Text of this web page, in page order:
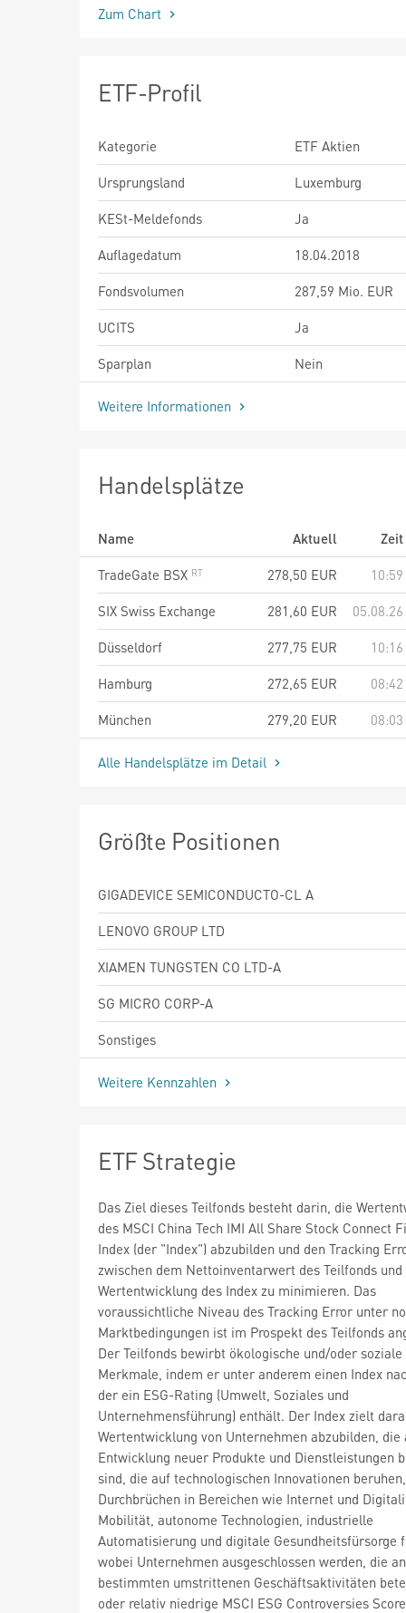
Zum Chart
ETF-Profil
Kategorie
ETF Aktien
Ursprungsland
Luxemburg
KESt-Meldefonds
Ja
Auflagedatum
18.04.2018
Fondsvolumen
287,59 Mio. EUR
UCITS
Ja
Sparplan
Nein
Weitere Informationen
Handelsplätze
Name Aktuell
Zeit
TradeGate BSX
278,50 EUR
10:59
SIX Swiss Exchange
281,60 EUR
05.08.26
Düsseldorf
277,75 EUR
10:16
Hamburg
272,65 EUR
08:42
München
279,20 EUR 08:03
Alle Handelsplätze im Detail
Größte Positionen
GIGADEVICE SEMICONDUCTO-CL A
LENOVO GROUP LTD
XIAMEN TUNGSTEN CO LTD-A
SG MICRO CORP-A
Sonstiges
Weitere Kennzahlen
ETF Strategie
Das Ziel dieses Teilfonds besteht darin, die
des MSCI China Tech IMI All Share Stock Connect
Index (der "Index") abzubilden und den Tracking
zwischen dem Nettoinventarwert des Teilfonds
Wertentwicklung des Index zu minimieren. Das
voraussichtliche Niveau des Tracking Error unter
Marktbedingungen ist im Prospekt des Teilfonds
Der Teilfonds bewirbt ökologische und/oder soziale
Merkmale, indem er unter anderem einen Index
der ein ESG-Rating (Umwelt, Soziales und
Unternehmensführung) enthält. Der Index zielt
Wertentwicklung von Unternehmen abzubilden, die
Entwicklung neuer Produkte und Dienstleistungen
sind, die auf technologischen Innovationen
Durchbrüchen in Bereichen wie Internet und
Mobilität, autonome Technologien, industrielle
Automatisierung und digitale Gesundheitsfürsorge
wobei Unternehmen ausgeschlossen werden, die an
bestimmten umstrittenen Geschäftsaktivitäten
oder relativ niedrige MSCI ESG Controversies